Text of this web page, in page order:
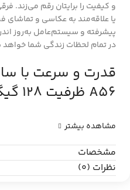
و کیفیت را برایتان رقم می‌زند.
در تمام لحظات زندگی شما خواهد
قدرت و سرعت با
A56 ظرفیت 128 گیگ
مشاهده بیشتر
مشخصات
نظرات (0)